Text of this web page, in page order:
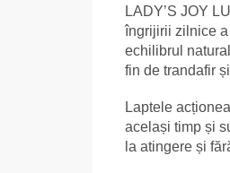
LADY’S JOY
îngrijirii zilnice a
echilibrul
fin de trandafir
Laptele
același timp și
la atingere și